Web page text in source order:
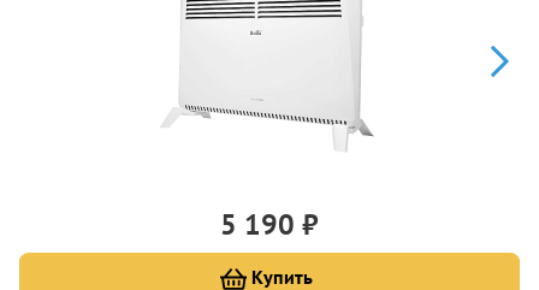
5 190 ₽
Купить